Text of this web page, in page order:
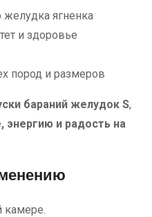
желудка ягненка
и здоровье
пород и размеров
бараний желудок S,
энергию и радость на
камере.